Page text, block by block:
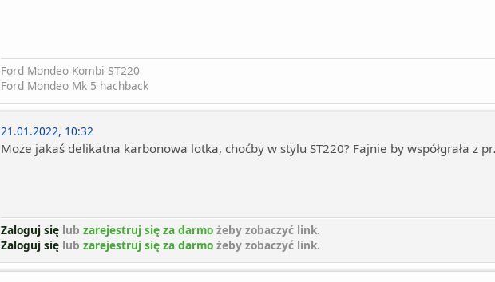
Ford Mondeo Kombi ST220
Ford Mondeo Mk 5 hachback
21.01.2022, 10:32
Może jakaś delikatna karbonowa lotka, choćby w stylu ST220? Fajnie by współgrała z
Zaloguj się lub zarejestruj się za darmo żeby zobaczyć link.
Zaloguj się lub zarejestruj się za darmo żeby zobaczyć link.